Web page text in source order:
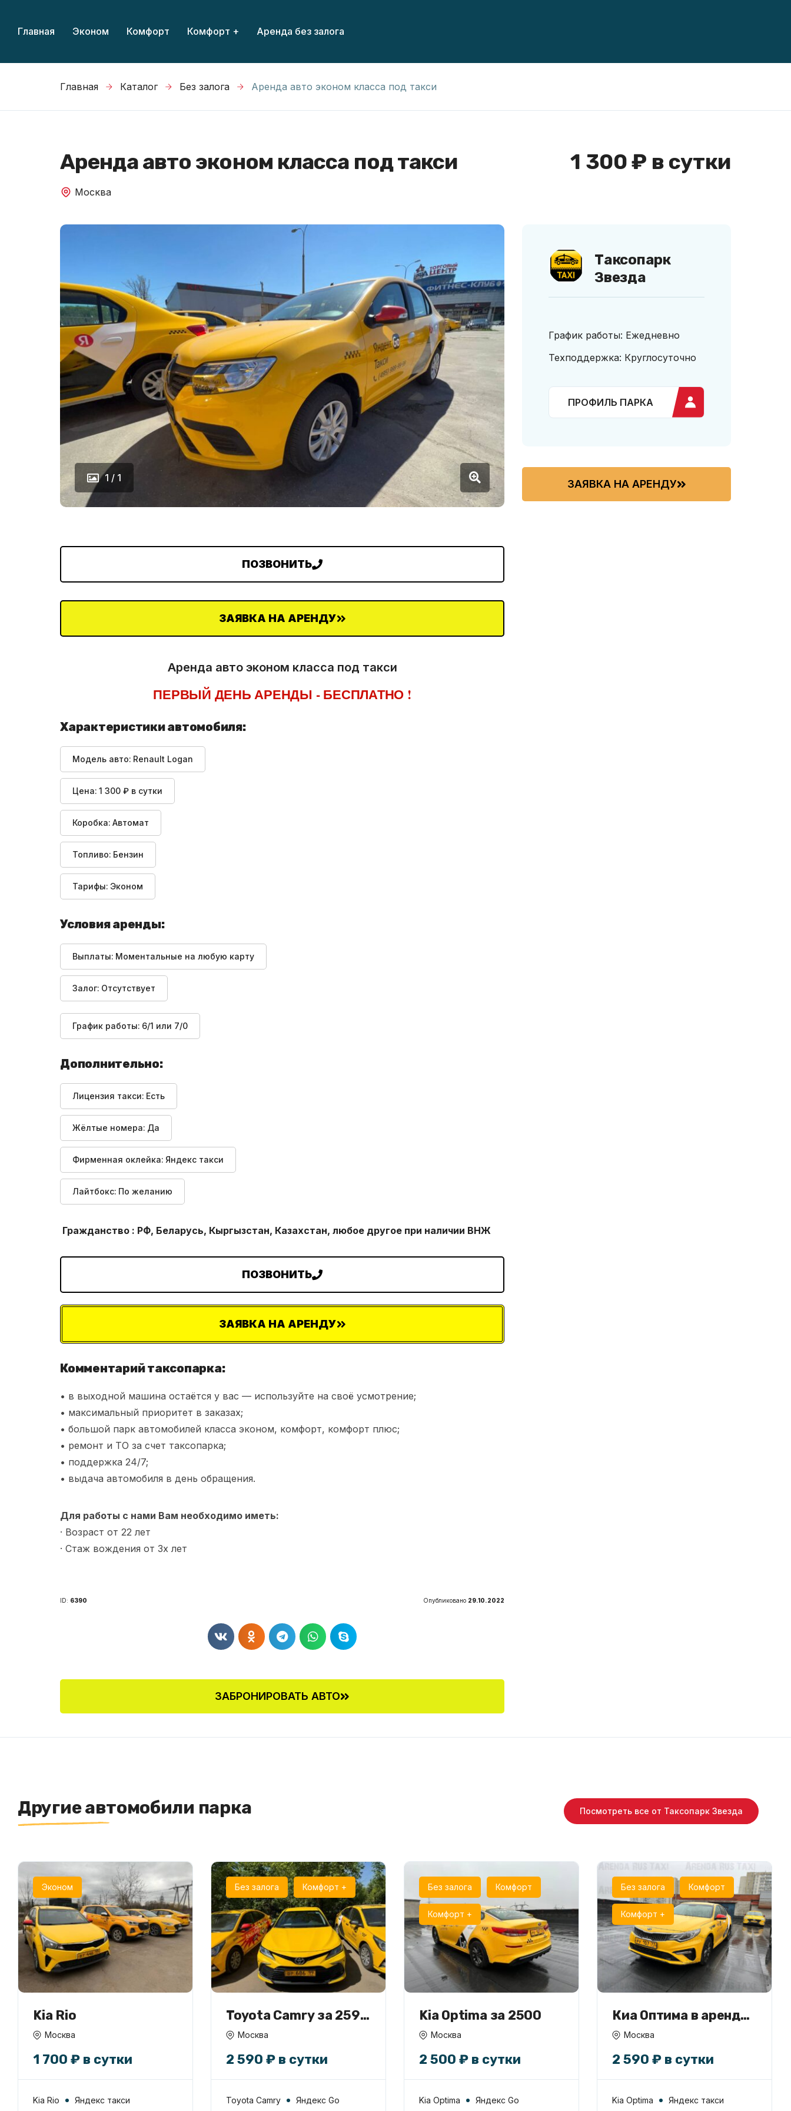
Главная Эконом Комфорт Комфорт + Аренда без залога
Главная Каталог Без залога Аренда авто эконом класса под такси
Аренда авто эконом класса под такси
Москва
1 300 ₽ в сутки
1 / 1
ПОЗВОНИТЬ
ЗАЯВКА НА АРЕНДУ
Аренда авто эконом класса под такси
ПЕРВЫЙ ДЕНЬ АРЕНДЫ - БЕСПЛАТНО !
Характеристики автомобиля:
Модель авто: Renault Logan
Цена: 1 300 ₽ в сутки
Коробка: Автомат
Топливо: Бензин
Тарифы: Эконом
Условия аренды:
Выплаты: Моментальные на любую карту
Залог: Отсутствует
График работы: 6/1 или 7/0
Дополнительно:
Лицензия такси: Есть
Жёлтые номера: Да
Фирменная оклейка: Яндекс такси
Лайтбокс: По желанию
Гражданство : РФ, Беларусь, Кыргызстан, Казахстан, любое другое при наличии ВНЖ
ПОЗВОНИТЬ
ЗАЯВКА НА АРЕНДУ
Комментарий таксопарка:
• в выходной машина остаётся у вас — используйте на своё усмотрение;
• максимальный приоритет в заказах;
• большой парк автомобилей класса эконом, комфорт, комфорт плюс;
• ремонт и ТО за счет таксопарка;
• поддержка 24/7;
• выдача автомобиля в день обращения.
Для работы с нами Вам необходимо иметь:
· Возраст от 22 лет
· Стаж вождения от 3х лет
ID: 6390 Опубликовано 29.10.2022
ЗАБРОНИРОВАТЬ АВТО
Таксопарк
Звезда
График работы: Ежедневно
Техподдержка: Круглосуточно
ПРОФИЛЬ ПАРКА
ЗАЯВКА НА АРЕНДУ
Другие автомобили парка Посмотреть все от Таксопарк Звезда
Эконом
Kia Rio
Москва
1 700 ₽ в сутки
Kia Rio Яндекс такси
Без залога Комфорт +
Toyota Camry за 2590
6/1 в аренду
Москва
2 590 ₽ в сутки
Toyota Camry Яндекс Go
Без залога Комфорт
Комфорт +
Kia Optima за 2500
Москва
2 500 ₽ в сутки
Kia Optima Яндекс Go
Без залога Комфорт
Комфорт +
Киа Оптима в аренду
под такси
Москва
2 590 ₽ в сутки
Kia Optima Яндекс такси